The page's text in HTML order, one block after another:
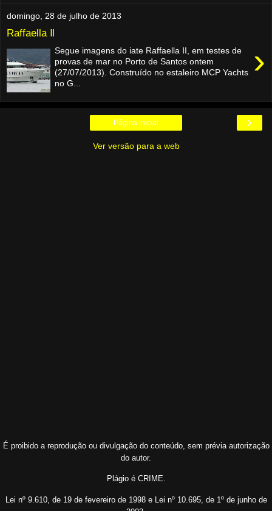
domingo, 28 de julho de 2013
Raffaella Ⅱ
›
Segue imagens do iate Raffaella Ⅱ, em testes de
provas de mar no Porto de Santos ontem
(27/07/2013). Construído no estaleiro MCP Yachts
no G...
›
Página inicial
Ver versão para a web
É proibido a reprodução ou divulgação do conteúdo, sem prévia autorização
do autor.
Plágio é CRIME.
Lei nº 9.610, de 19 de fevereiro de 1998 e Lei nº 10.695, de 1º de junho de